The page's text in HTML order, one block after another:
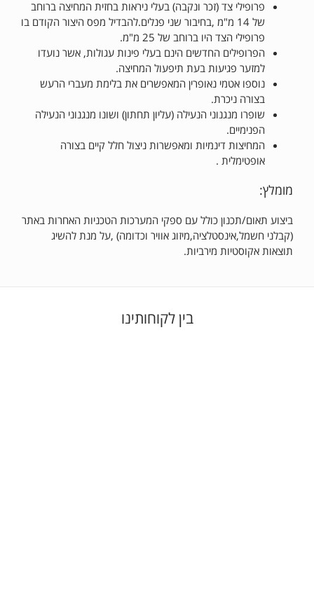
פרופילי צד (זכר ונקבה) בעלי ניראות בחזית המחיצה ברוחב
של 14 מ"מ ,בחיבור שני פנלים.להבדיל מפס היצור הקודם בו
פרופילי הצד היו ברוחב של 25 מ"מ.
הפרופילים החדשים הינם בעלי פינות עגולות, אשר נועדו
למזער פגיעות בעת תיפעול המחיצה.
נוספו אטמי נאופרין המאפשרים את בלימת מעברי הרעש
בצורה ניכרת.
שופרו מנגנוני הנעילה (עליון תחתון) ושונו מנגנוני הנעילה
הפנימיים.
המחיצות דינמיות ומאפשרות ניצול חלל קיים בצורה
אופטימלית .
מומלץ:
ביצוע תאום/תכנון כולל עם ספקי המערכות הטכניות האחרות באתר
(קבלני חשמל,אינסטלציה,מיזוג אוויר וכדומה) ,על מנת להשיג
תוצאות אקוסטיות מירביות.
בין לקוחותינו